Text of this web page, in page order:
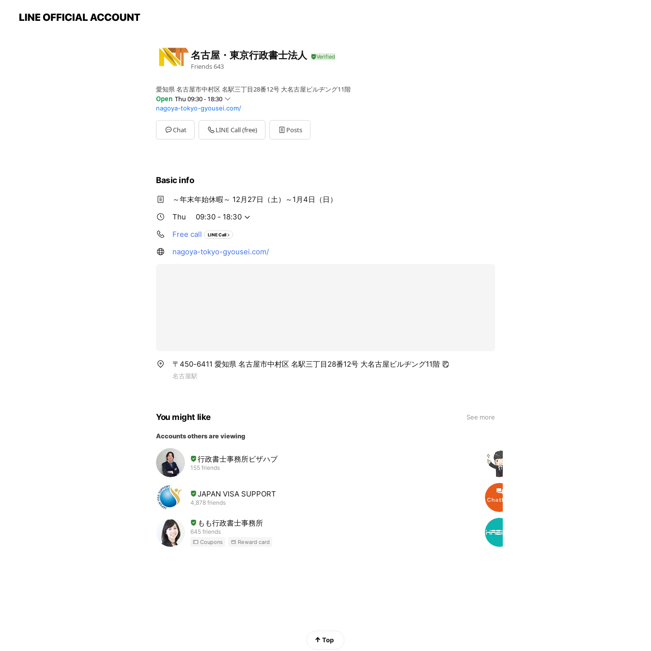
名古屋・東京行政書士法人
Friends643
愛知県 名古屋市中村区 名駅三丁目28番12号 大名古屋ビルヂング11階
Open Thu 09:30 - 18:30
SunClosed
Mon09:30 - 18:30
Tue09:30 - 18:30
Wed09:30 - 18:30
nagoya-tokyo-gyousei.com/
Chat LINE Call (free) Posts
Basic info
～年末年始休暇～ 12月27日（土）～1月4日（日）
Thu
09:30 - 18:30
Free call
LINE Call
nagoya-tokyo-gyousei.com/
〒450-6411 愛知県 名古屋市中村区 名駅三丁目28番12号 大名古屋ビルヂング11階
名古屋駅
You might like See more
Accounts others are viewing
行政書士事務所ビザハブ
155 friends
JAPAN VISA SUPPORT
4,878 friends
もも行政書士事務所
645 friends
Coupons Reward card
Top